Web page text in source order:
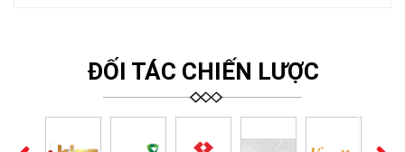
ĐỐI TÁC CHIẾN LƯỢC